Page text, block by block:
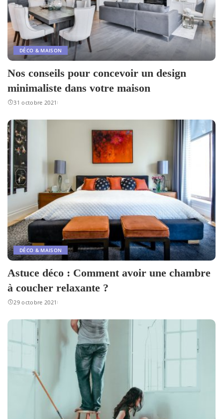
DÉCO & MAISON
Nos conseils pour concevoir un design
minimaliste dans votre maison
31 octobre 2021
DÉCO & MAISON
Astuce déco : Comment avoir une chambre
à coucher relaxante ?
29 octobre 2021